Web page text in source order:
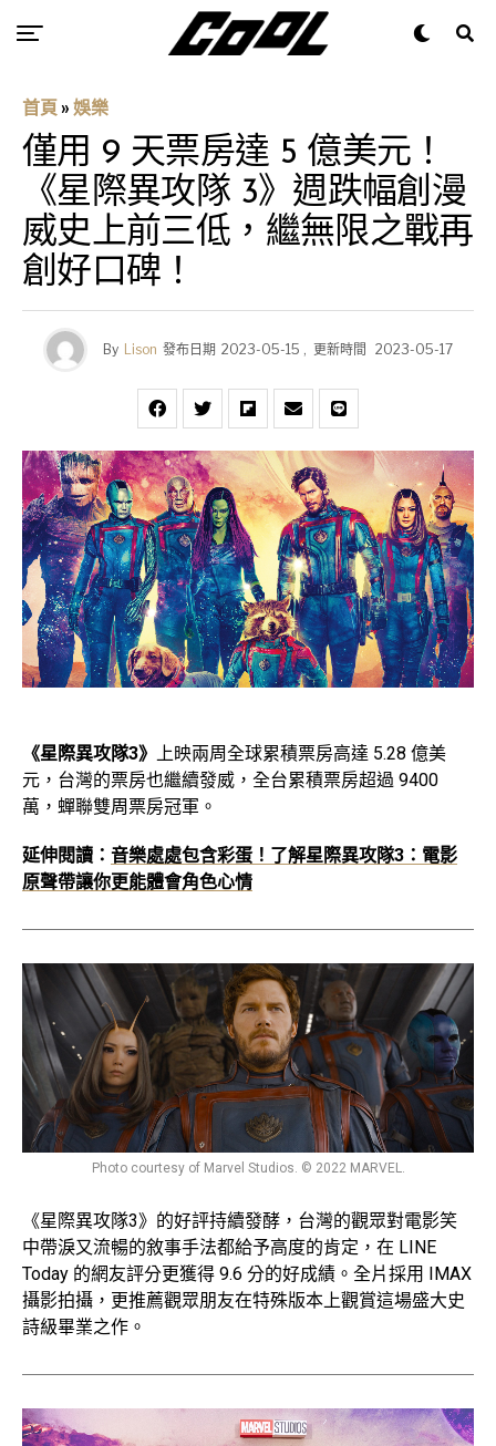
首頁 » 娛樂
僅用 9 天票房達 5 億美元！
《星際異攻隊 3》週跌幅創漫
威史上前三低，繼無限之戰再
創好口碑！
By Lison 發布日期 2023-05-15 , 更新時間 2023-05-17
《星際異攻隊3》
上映兩周全球累積票房高達 5.28 億美
元，台灣的票房也繼續發威，全台累積票房超過 9400
萬，蟬聯雙周票房冠軍。
延伸閱讀： 音樂處處包含彩蛋！了解星際異攻隊3：電影
原聲帶讓你更能體會角色心情
Photo courtesy of Marvel Studios. © 2022 MARVEL.
《星際異攻隊3》的好評持續發酵，台灣的觀眾對電影笑
中帶淚又流暢的敘事手法都給予高度的肯定，在 LINE
Today 的網友評分更獲得 9.6 分的好成績。全片採用 IMAX
攝影拍攝，更推薦觀眾朋友在特殊版本上觀賞這場盛大史
詩級畢業之作。